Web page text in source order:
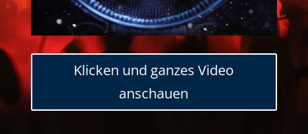
Klicken und ganzes Video
anschauen